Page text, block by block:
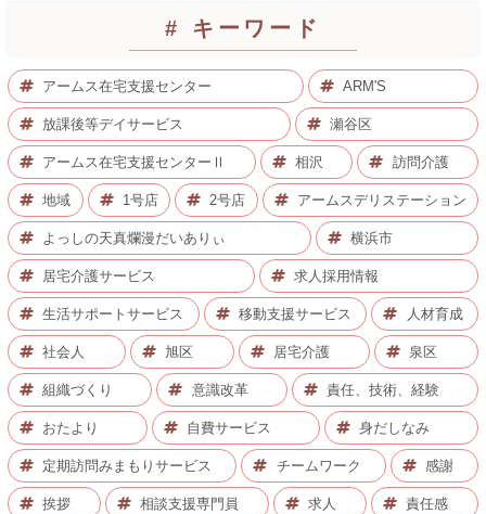
# キーワード
アームス在宅支援センター ARM'S
放課後等デイサービス 瀬谷区
アームス在宅支援センターⅡ 相沢 訪問介護
地域 1号店 2号店 アームスデリステーション
よっしの天真爛漫だいありぃ 横浜市
居宅介護サービス 求人採用情報
生活サポートサービス 移動支援サービス 人材育成
社会人 旭区 居宅介護 泉区
組織づくり 意識改革 責任、技術、経験
おたより 自費サービス 身だしなみ
定期訪問みまもりサービス チームワーク 感謝
挨拶 相談支援専門員 求人 責任感